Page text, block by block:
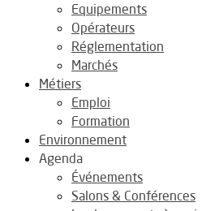
Equipements
Opérateurs
Réglementation
Marchés
Métiers
Emploi
Formation
Environnement
Agenda
Événements
Salons & Conférences